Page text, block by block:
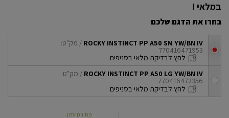
במלאי !
בחרו את הדגם שלכם
checkbox
ROCKY INSTINCT PP A50 SM YW/BN IV / מק"ט:
770416471953
לחץ לבדיקת מלאי בסניפים
checkbox
ROCKY INSTINCT PP A50 LG YW/BN IV / מק"ט:
770416472356
לחץ לבדיקת מלאי בסניפים
מחיר מועדון